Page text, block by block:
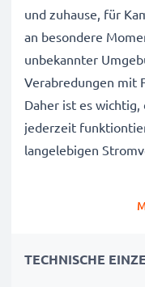
und zuhause, für
an besondere
unbekannter
Verabredungen mit
Daher ist es
jederzeit
langelebigen
Mit diesem, neuen
TECHNISCHE